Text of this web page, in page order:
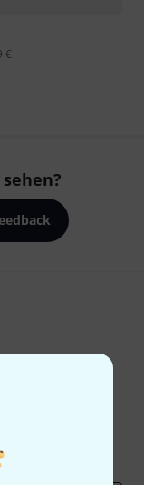
€
gewinne mit
Thomann Insights